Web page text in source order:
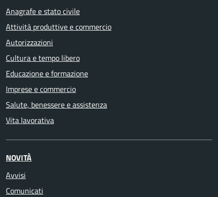
Anagrafe e stato civile
Attività produttive e commercio
Autorizzazioni
Cultura e tempo libero
Educazione e formazione
Imprese e commercio
Salute, benessere e assistenza
Vita lavorativa
NOVITÀ
Avvisi
Comunicati